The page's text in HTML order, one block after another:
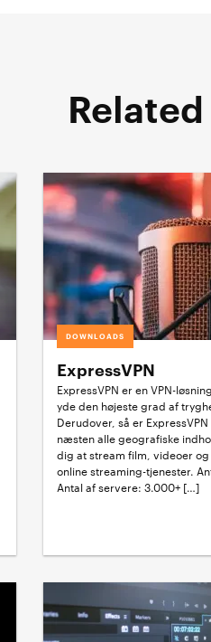
DOWNLOADS
ExpressVPN
ExpressVPN er en VPN-
yde den højeste grad af
Derudover, så er
næsten alle geografiske
dig at stream film, videoer
online streaming-tjenester.
Antal af servere: 3.000+ […]